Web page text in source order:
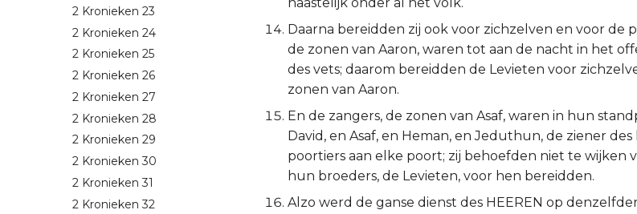
2 Kronieken 23
2 Kronieken 24
2 Kronieken 25
2 Kronieken 26
2 Kronieken 27
2 Kronieken 28
2 Kronieken 29
2 Kronieken 30
2 Kronieken 31
2 Kronieken 32
Daarna bereidden zij ook voor zichzelven en voor de
de zonen van Aaron, waren tot aan de nacht in het
des vets; daarom bereidden de Levieten voor
zonen van Aaron.
En de zangers, de zonen van Asaf, waren in hun
David, en Asaf, en Heman, en Jeduthun, de ziener
poortiers aan elke poort; zij behoefden niet te wijken
hun broeders, de Levieten, voor hen bereidden.
Alzo werd de ganse dienst des HEEREN op